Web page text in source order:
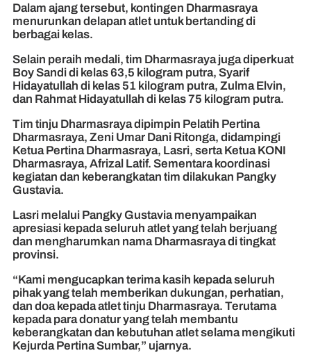
Dalam ajang tersebut, kontingen Dharmasraya
menurunkan delapan atlet untuk bertanding di
berbagai kelas.
Selain peraih medali, tim Dharmasraya juga diperkuat
Boy Sandi di kelas 63,5 kilogram putra, Syarif
Hidayatullah di kelas 51 kilogram putra, Zulma Elvin,
dan Rahmat Hidayatullah di kelas 75 kilogram putra.
Tim tinju Dharmasraya dipimpin Pelatih Pertina
Dharmasraya, Zeni Umar Dani Ritonga, didampingi
Ketua Pertina Dharmasraya, Lasri, serta Ketua KONI
Dharmasraya, Afrizal Latif. Sementara koordinasi
kegiatan dan keberangkatan tim dilakukan Pangky
Gustavia.
Lasri melalui Pangky Gustavia menyampaikan
apresiasi kepada seluruh atlet yang telah berjuang
dan mengharumkan nama Dharmasraya di tingkat
provinsi.
“Kami mengucapkan terima kasih kepada seluruh
pihak yang telah memberikan dukungan, perhatian,
dan doa kepada atlet tinju Dharmasraya. Terutama
kepada para donatur yang telah membantu
keberangkatan dan kebutuhan atlet selama mengikuti
Kejurda Pertina Sumbar,” ujarnya.